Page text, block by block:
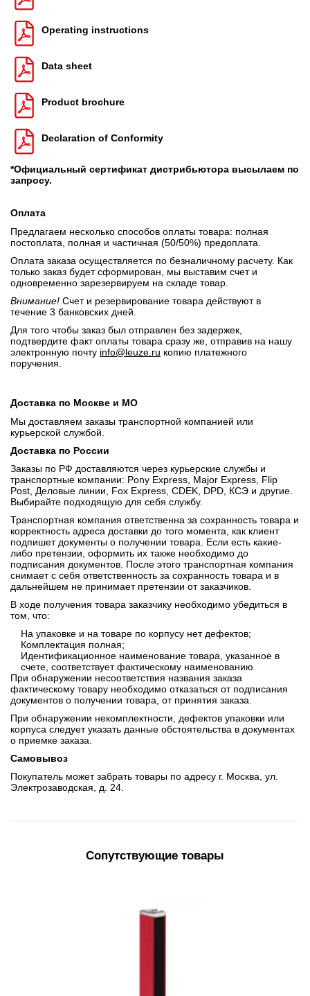
Operating instructions
Data sheet
Product brochure
Declaration of Conformity
*Официальный сертификат дистрибьютора высылаем по
запросу.
Оплата
Предлагаем несколько способов оплаты товара: полная
постоплата, полная и частичная (50/50%) предоплата.
Оплата заказа осуществляется по безналичному расчету. Как
только заказ будет сформирован, мы выставим счет и
одновременно зарезервируем на складе товар.
Внимание! Счет и резервирование товара действуют в
течение 3 банковских дней.
Для того чтобы заказ был отправлен без задержек,
подтвердите факт оплаты товара сразу же, отправив на нашу
электронную почту info@leuze.ru копию платежного
поручения.
Доставка по Москве и МО
Мы доставляем заказы транспортной компанией или
курьерской службой.
Доставка по России
Заказы по РФ доставляются через курьерские службы и
транспортные компании: Pony Express, Major Express, Flip
Post, Деловые линии, Fox Express, CDEK, DPD, КСЭ и другие.
Выбирайте подходящую для себя службу.
Транспортная компания ответственна за сохранность товара и
корректность адреса доставки до того момента, как клиент
подпишет документы о получении товара. Если есть какие-
либо претензии, оформить их также необходимо до
подписания документов. После этого транспортная компания
снимает с себя ответственность за сохранность товара и в
дальнейшем не принимает претензии от заказчиков.
В ходе получения товара заказчику необходимо убедиться в
том, что:
На упаковке и на товаре по корпусу нет дефектов;
Комплектация полная;
Идентификационное наименование товара, указанное в
счете, соответствует фактическому наименованию.
При обнаружении несоответствия названия заказа
фактическому товару необходимо отказаться от подписания
документов о получении товара, от принятия заказа.
При обнаружении некомплектности, дефектов упаковки или
корпуса следует указать данные обстоятельства в документах
о приемке заказа.
Самовывоз
Покупатель может забрать товары по адресу г. Москва, ул.
Электрозаводская, д. 24.
Сопутствующие товары